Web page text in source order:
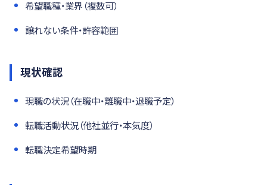
希望職種・業界（複数可）
譲れない条件・許容範囲
現状確認
現職の状況（在職中・離職中・退職予定）
転職活動状況（他社並行・本気度）
転職決定希望時期